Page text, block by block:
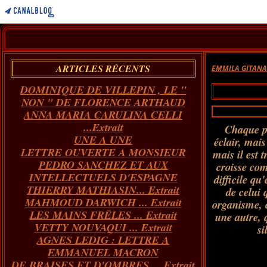
ARTICLES RÉCENTS
DOMINIQUE DE VILLEPIN , LE "
NON " DE FLORENCE ARTHAUD
ANNA MARIA CARULINA CELLI
...Extrait
UNE A UNE
LETTRE OUVERTE A MONSIEUR
PEDRO SANCHEZ ET AUX
INTELLECTUELS D'ESPAGNE
THIERRY MATHIASIN... Extrait
MAHMOUD DARWICH ... Extrait
LES MAINS FRÊLES ... Extrait
VETTY NOUVAQUI ... Extrait
AGNES LEDIG : LETTRE A
EMMANUEL MACRON
EMMILA GITANA
Chaque
éclair,
mais il est
croisse
difficile
de celui
organisme,
une autre,